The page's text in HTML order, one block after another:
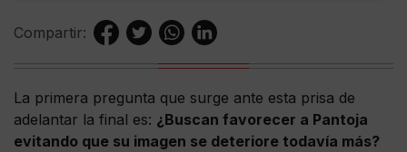
Compartir:
La primera pregunta que surge ante esta prisa de
adelantar la final es: ¿Buscan favorecer a Pantoja
evitando que su imagen se deteriore todavía más?